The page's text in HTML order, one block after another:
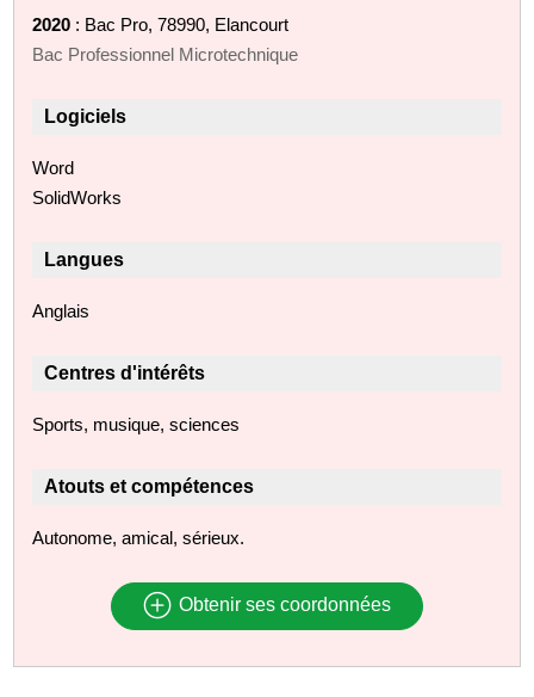
2020 : Bac Pro, 78990, Elancourt
Bac Professionnel Microtechnique
Logiciels
Word
SolidWorks
Langues
Anglais
Centres d'intérêts
Sports, musique, sciences
Atouts et compétences
Autonome, amical, sérieux.
Obtenir ses coordonnées